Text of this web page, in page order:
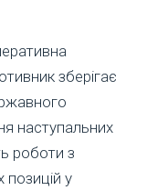
зберігає
наступальних
роботи з
у